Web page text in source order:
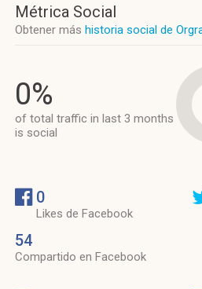
Métrica Social
Obtener más historia social de
0%
of total traffic in last 3 months
is social
0
Likes de Facebook
54
Compartido en Facebook